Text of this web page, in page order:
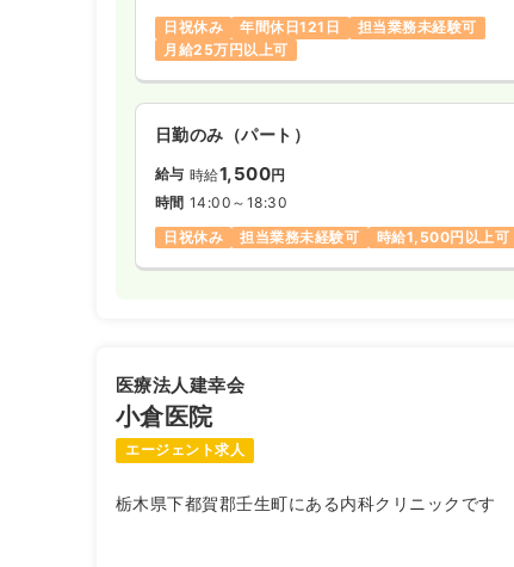
日祝休み
年間休日121日
担当業務未経験可
月給25万円以上可
日勤のみ（パート）
給与 時給1,500円
時間 14:00～18:30
日祝休み
担当業務未経験可 時給1,500円以上可
医療法人建幸会
小倉医院
エージェント求人
栃木県下都賀郡壬生町にある内科クリニックです